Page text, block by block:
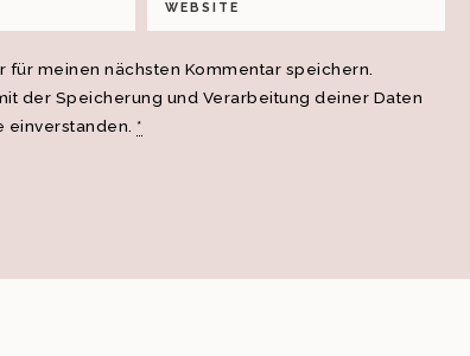
meinen nächsten Kommentar speichern.
der Speicherung und Verarbeitung deiner Daten
einverstanden. *